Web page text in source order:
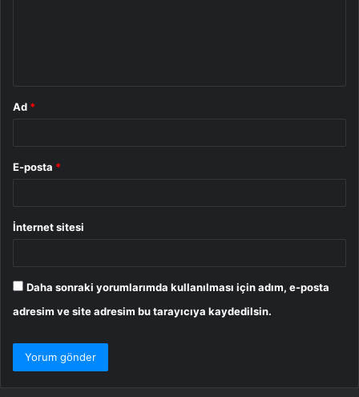
Ad *
E-posta *
İnternet sitesi
Daha sonraki yorumlarımda kullanılması için adım, e-posta
adresim ve site adresim bu tarayıcıya kaydedilsin.